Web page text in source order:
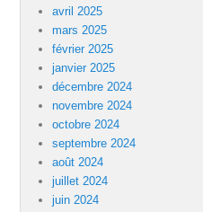
avril 2025
mars 2025
février 2025
janvier 2025
décembre 2024
novembre 2024
octobre 2024
septembre 2024
août 2024
juillet 2024
juin 2024